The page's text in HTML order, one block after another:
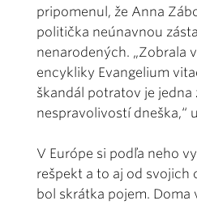
pripomenul, že Anna
politička neúnavnou
nenarodených. „Zobrala
encykliky Evangelium
škandál potratov je jedna
nespravolivostí dneška,“
V Európe si podľa neho
rešpekt a to aj od svojich
bol skrátka pojem.